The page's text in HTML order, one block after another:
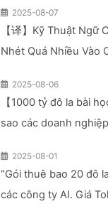
2025-08-07
【译】Kỹ Thuật Ngữ
Nhét Quá Nhiều Vào
Cảnh Giác Với Sự Can
Để Chặn Âm Thanh
2025-08-06
【1000 tỷ đô la bài
sao các doanh
vào những lúc then
thủ đạt được 90% sự
suất? — Chậm rãi học
2025-08-01
“Gói thuê bao 20 đô
các công ty AI. Giá